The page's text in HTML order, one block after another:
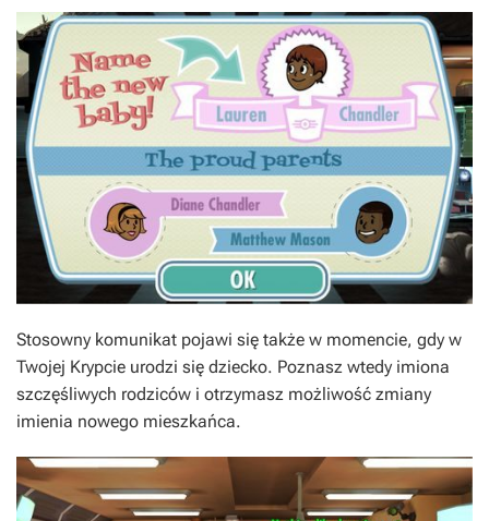
Stosowny komunikat pojawi się także w momencie, gdy w
Twojej Krypcie urodzi się dziecko. Poznasz wtedy imiona
szczęśliwych rodziców i otrzymasz możliwość zmiany
imienia nowego mieszkańca.